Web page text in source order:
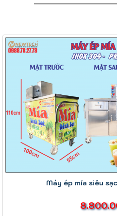
Máy ép mía siêu